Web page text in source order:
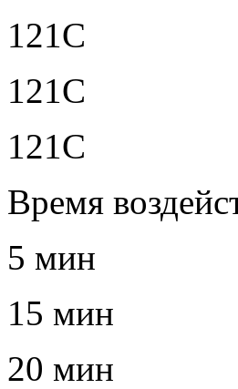
121С
121С
121С
Время
5 мин
15 мин
20 мин